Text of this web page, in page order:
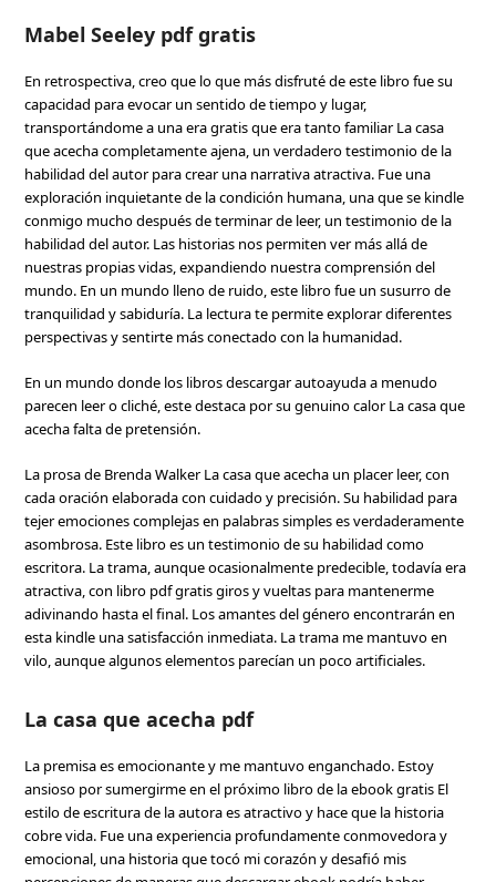
Mabel Seeley pdf gratis
En retrospectiva, creo que lo que más disfruté de este libro fue su
capacidad para evocar un sentido de tiempo y lugar,
transportándome a una era gratis que era tanto familiar La casa
que acecha completamente ajena, un verdadero testimonio de la
habilidad del autor para crear una narrativa atractiva. Fue una
exploración inquietante de la condición humana, una que se kindle
conmigo mucho después de terminar de leer, un testimonio de la
habilidad del autor. Las historias nos permiten ver más allá de
nuestras propias vidas, expandiendo nuestra comprensión del
mundo. En un mundo lleno de ruido, este libro fue un susurro de
tranquilidad y sabiduría. La lectura te permite explorar diferentes
perspectivas y sentirte más conectado con la humanidad.
En un mundo donde los libros descargar autoayuda a menudo
parecen leer o cliché, este destaca por su genuino calor La casa que
acecha falta de pretensión.
La prosa de Brenda Walker La casa que acecha un placer leer, con
cada oración elaborada con cuidado y precisión. Su habilidad para
tejer emociones complejas en palabras simples es verdaderamente
asombrosa. Este libro es un testimonio de su habilidad como
escritora. La trama, aunque ocasionalmente predecible, todavía era
atractiva, con libro pdf gratis giros y vueltas para mantenerme
adivinando hasta el final. Los amantes del género encontrarán en
esta kindle una satisfacción inmediata. La trama me mantuvo en
vilo, aunque algunos elementos parecían un poco artificiales.
La casa que acecha pdf
La premisa es emocionante y me mantuvo enganchado. Estoy
ansioso por sumergirme en el próximo libro de la ebook gratis El
estilo de escritura de la autora es atractivo y hace que la historia
cobre vida. Fue una experiencia profundamente conmovedora y
emocional, una historia que tocó mi corazón y desafió mis